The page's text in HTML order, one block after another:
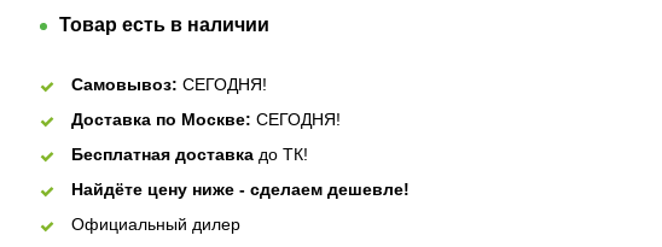
Товар есть в наличии
Самовывоз: СЕГОДНЯ!
Доставка по Москве: СЕГОДНЯ!
Бесплатная доставка до ТК!
Найдёте цену ниже - сделаем дешевле!
Официальный дилер